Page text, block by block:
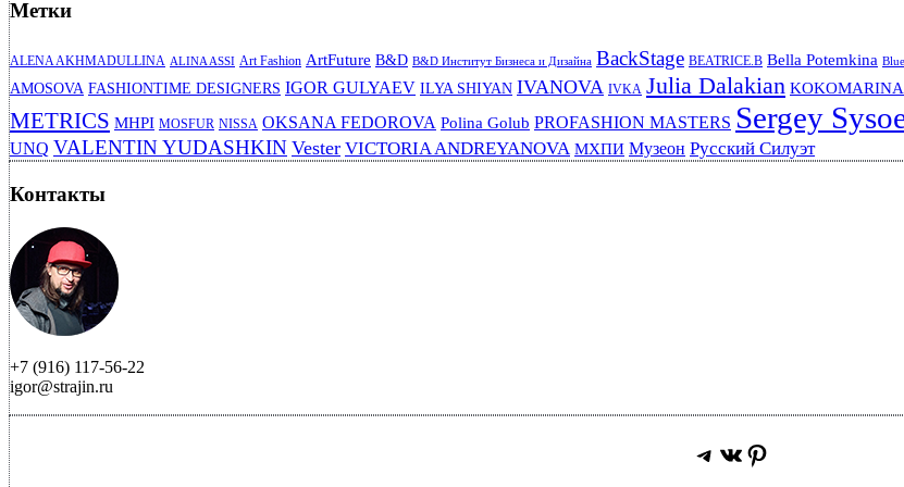
Метки
ALENA AKHMADULLINA ALINA ASSI Art Fashion ArtFuture B&D B&D Институт Бизнеса и Дизайна BackStage BEATRICE.B Bella Potemkina
AMOSOVA FASHIONTIME DESIGNERS IGOR GULYAEV ILYA SHIYAN IVANOVA IVKA Julia Dalakian KOKOMARINA
METRICS MHPI MOSFUR NISSA OKSANA FEDOROVA Polina Golub PROFASHION MASTERS Sergey
UNQ VALENTIN YUDASHKIN Vester VICTORIA ANDREYANOVA МХПИ Музеон Русский Силуэт
Контакты
+7 (916) 117-56-22
igor@strajin.ru
Telegram
ВКонтакте
Pinterest